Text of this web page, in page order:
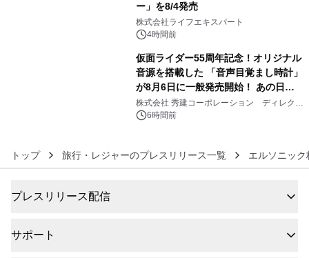
ー」を8/4発売
株式会社ライフエキスパート
4時間前
仮面ライダー55周年記念！オリジナル
音源を搭載した 「音声目覚まし時計」
が8月6日に一般発売開始！ あの日の
大興奮が今甦る
株式会社 秀建コーポレーション ディレクト
アートギャラリー
6時間前
トップ 旅行・レジャーのプレスリリース一覧 エルソニック
プレスリリース配信
サポート